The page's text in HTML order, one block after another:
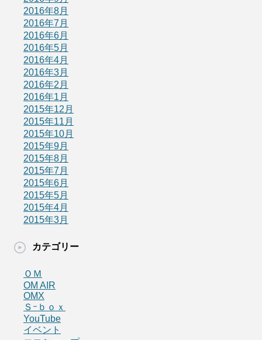
2016年8月
2016年7月
2016年6月
2016年5月
2016年4月
2016年3月
2016年2月
2016年1月
2015年12月
2015年11月
2015年10月
2015年9月
2015年8月
2015年7月
2015年6月
2015年5月
2015年4月
2015年3月
カテゴリー
ＯＭ
OM AIR
OMX
Ｓｰｂｏｘ
YouTube
イベント